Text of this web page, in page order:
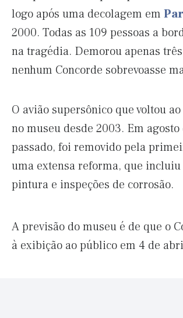
logo após uma decolagem em
2000. Todas as 109 pessoas a
na tragédia. Demorou apenas
nenhum Concorde sobrevoasse
O avião supersônico que voltou
no museu desde 2003. Em agosto
passado, foi removido pela
uma extensa reforma, que incluiu
pintura e inspeções de corrosão.
A previsão do museu é de que o
à exibição ao público em 4 de